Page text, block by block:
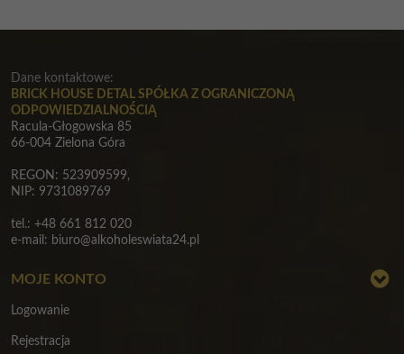
Dane kontaktowe:
BRICK HOUSE DETAL SPÓŁKA Z OGRANICZONĄ
ODPOWIEDZIALNOŚCIĄ
Racula-Głogowska 85
66-004 Zielona Góra
REGON: 523909599,
NIP: 9731089769
tel.: +48 661 812 020
e-mail: biuro@alkoholeswiata24.pl
MOJE KONTO
Logowanie
Rejestracja